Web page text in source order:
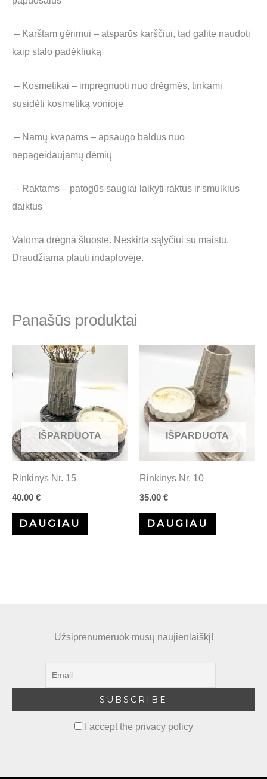
– Karštam gėrimui – atsparūs karščiui, tad galite naudoti
kaip stalo padėkliuką
– Kosmetikai – impregnuoti nuo drėgmės, tinkami
susidėti kosmetiką vonioje
– Namų kvapams – apsaugo baldus nuo
nepageidaujamų dėmių
– Raktams – patogūs saugiai laikyti raktus ir smulkius
daiktus
Valoma drėgna šluoste. Neskirta sąlyčiui su maistu.
Draudžiama plauti indaplovėje.
Panašūs produktai
IŠPARDUOTA
Rinkinys Nr. 15
40.00 €
DAUGIAU
IŠPARDUOTA
Rinkinys Nr. 10
35.00 €
DAUGIAU
Užsiprenumeruok mūsų naujienlaiškį!
I accept the privacy policy